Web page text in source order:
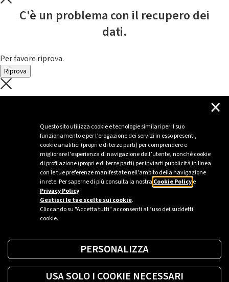
Questo sito utilizza cookie e tecnologie similari per il suo
funzionamento e per l’erogazione dei servizi in esso presenti,
cookie analitici (propri e di terze parti) per comprendere e
migliorare l’esperienza di navigazione dell’utente, nonché cookie
di profilazione (propri e di terze parti) per inviarti pubblicità in linea
con le tue preferenze manifestate nell’ambito della navigazione
in rete. Per saperne di più consulta la nostra Cookie Policye
Privacy Policy.
Gestisci le tue scelte sui cookie.
Cliccando su "Accetta tutti" acconsenti all’uso dei suddetti
cookie.
×
PERSONALIZZA
USA SOLO I COOKIE NECESSARI
C'è un problema con il recupero dei
dati.
Per favore riprova.
Riprova
C'è un problema con il recupero dei
Per favore riprova piú tardi
Sei un’azienda o una PA?
Trova la soluzione più giusta per te.
Richiedi una colonnina